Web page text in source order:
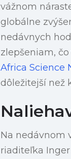
vážnom
globálne
nedávnych
zlepšeniam,
Africa Science
dôležitejší než
Na nedávnom
riaditeľka